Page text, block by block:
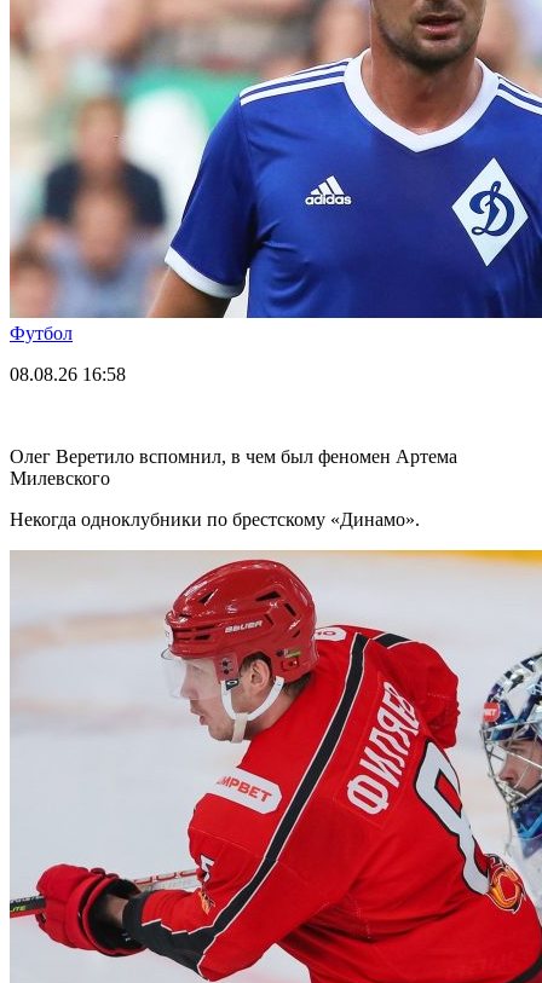
Футбол
08.08.26 16:58
Олег Веретило вспомнил, в чем был феномен Артема
Милевского
Некогда одноклубники по брестскому «Динамо».